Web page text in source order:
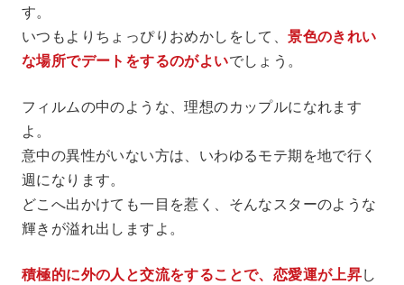
す。
いつもよりちょっぴりおめかしをして、景色のきれい
な場所でデートをするのがよいでしょう。
フィルムの中のような、理想のカップルになれます
よ。
意中の異性がいない方は、いわゆるモテ期を地で行く
週になります。
どこへ出かけても一目を惹く、そんなスターのような
輝きが溢れ出しますよ。
積極的に外の人と交流をすることで、恋愛運が上昇し